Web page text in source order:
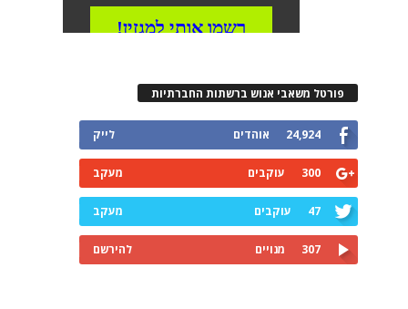
פורטל משאבי אנוש ברשתות החברתיות
24,924 אוהדים לייק
300 עוקבים מעקב
47 עוקבים מעקב
307 מנויים להירשם